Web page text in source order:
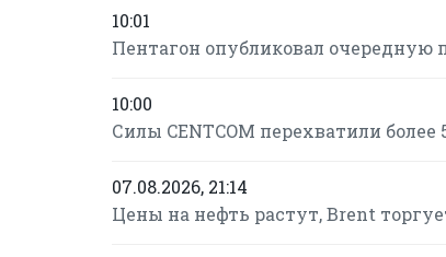
10:01
Пентагон опубликовал
10:00
Силы CENTCOM перехватили
07.08.2026, 21:14
Цены на нефть растут, Brent